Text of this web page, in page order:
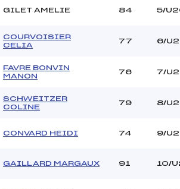
GILET AMELIE 84 5/
COURVOISIER
CELIA
77 6/
FAVRE BONVIN
MANON
76 7/
SCHWEITZER
COLINE
79 8/
CONVARD HEIDI 74 9/
GAILLARD MARGAUX 91 10/